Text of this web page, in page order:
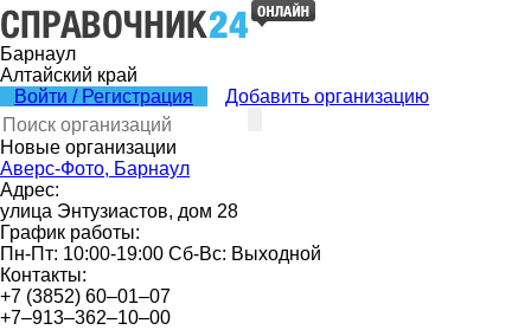
Барнаул
Алтайский край
Войти / Регистрация
Добавить организацию
Новые организации
Аверс-Фото, Барнаул
Адрес:
улица Энтузиастов, дом 28
График работы:
Пн-Пт: 10:00-19:00 Сб-Вс: Выходной
Контакты:
+7 (3852) 60‒01‒07
+7‒913‒362‒10‒00